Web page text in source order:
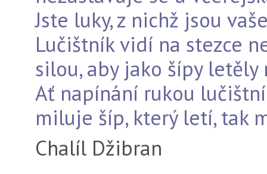
Jste luky, z nichž jsou
Lučištník vidí na stezce
silou, aby jako šípy
Ať napínání rukou
miluje šíp, který letí, tak
Chalíl Džibran